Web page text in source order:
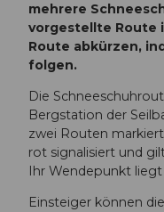
mehrere
vorgestellte Route
Route abkürzen,
folgen.
Die
Bergstation der
zwei Routen
rot signalisiert und
Ihr Wendepunkt
Einsteiger können